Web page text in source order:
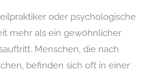
oder psychologische
mehr als ein gewöhnlicher
Menschen, die nach
befinden sich oft in einer